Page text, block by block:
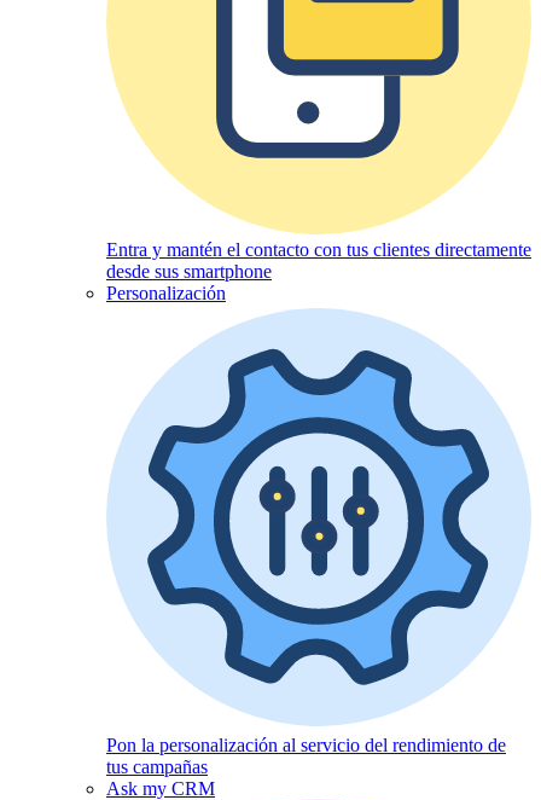
Entra y mantén el contacto con tus clientes directamente
desde sus smartphone
Personalización
Pon la personalización al servicio del rendimiento de
tus campañas
Ask my CRM